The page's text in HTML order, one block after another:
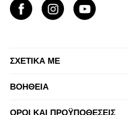
ΣΧΕΤΙΚΑ ΜΕ
Καταστήματα
ΒΟΗΘΕΙΑ
ΟΡΟΙ ΚΑΙ ΠΡΟΫΠΟΘΕΣΕΙΣ